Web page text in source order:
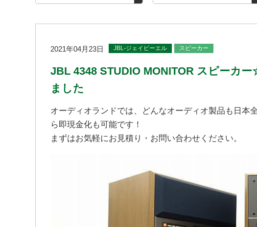
2021年04月23日 JBL-ジェイビーエル スピーカー
JBL 4348 STUDIO MONITOR スピーカ
ました
オーディオランドでは、どんなオーディオ製品も日本
ら即現金化も可能です！
まずはお気軽にお見積り・お問い合わせください。